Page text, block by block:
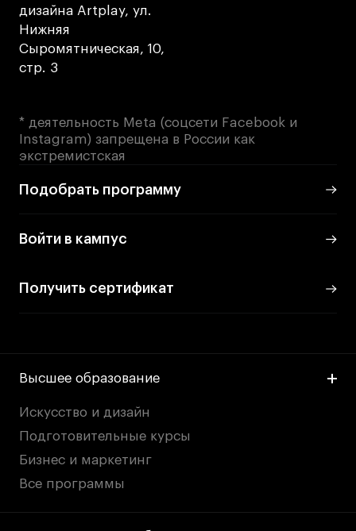
дизайна Artplay, ул.
Нижняя
Сыромятническая, 10,
стр. 3
* деятельность Meta (соцсети Facebook и
Instagram) запрещена в России как
экстремистская
Подобрать программу
Войти в кампус
Получить сертификат
Высшее образование
Искусство и дизайн
Подготовительные курсы
Бизнес и маркетинг
Все программы